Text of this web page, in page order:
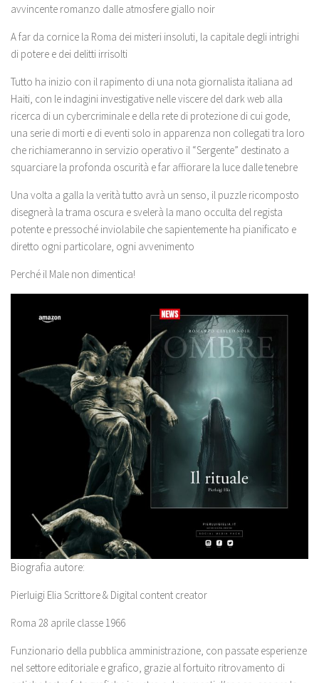
avvincente romanzo dalle atmosfere giallo noir
A far da cornice la Roma dei misteri insoluti, la capitale degli intrighi
di potere e dei delitti irrisolti
Tutto ha inizio con il rapimento di una nota giornalista italiana ad
Haiti, con le indagini investigative nelle viscere del dark web alla
ricerca di un cybercriminale e della rete di protezione di cui gode,
una serie di morti e di eventi solo in apparenza non collegati tra loro
che richiameranno in servizio operativo il “Sergente” destinato a
squarciare la profonda oscurità e far affiorare la luce dalle tenebre
Una volta a galla la verità tutto avrà un senso, il puzzle ricomposto
disegnerà la trama oscura e svelerà la mano occulta del regista
potente e pressoché inviolabile che sapientemente ha pianificato e
diretto ogni particolare, ogni avvenimento
Perché il Male non dimentica!
Biografia autore:
Pierluigi Elia Scrittore & Digital content creator
Roma 28 aprile classe 1966
Funzionario della pubblica amministrazione, con passate esperienze
nel settore editoriale e grafico, grazie al fortuito ritrovamento di